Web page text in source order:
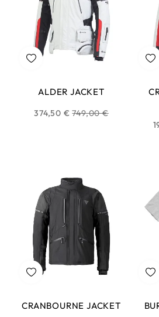
ALDER JACKET
374,50 € Prix
749,00 €
CRANBOURNE JACKET